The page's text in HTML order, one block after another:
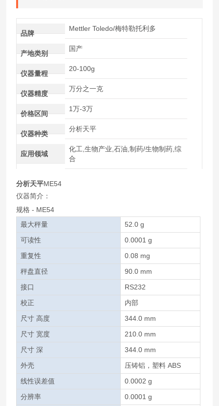
品牌
Mettler Toledo/梅特勒托利多
产地类别
国产
仪器量程
20-100g
仪器精度
万分之一克
价格区间
1万-3万
仪器种类
分析天平
应用领域
化工,生物产业,石油,制药/生物制药,综
合
分析天平ME54
仪器简介：
规格 - ME54
最大秤量
52.0 g
可读性
0.0001 g
重复性
0.08 mg
秤盘直径
90.0 mm
接口
RS232
校正
内部
尺寸 高度
344.0 mm
尺寸 宽度
210.0 mm
尺寸 深
344.0 mm
外壳
压铸铝，塑料 ABS
线性误差值
0.0002 g
分辨率
0.0001 g